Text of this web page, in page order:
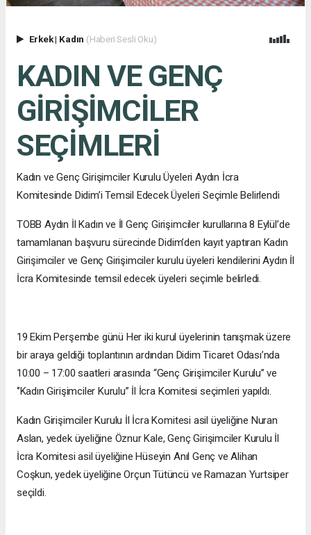
Erkek| Kadın (Haberi Sesli Oku)
KADIN VE GENÇ
GİRİŞİMCİLER
SEÇİMLERİ
Kadın ve Genç Girişimciler Kurulu Üyeleri Aydın İcra
Komitesinde Didim’i Temsil Edecek Üyeleri Seçimle Belirlendi
TOBB Aydın İl Kadın ve İl Genç Girişimciler kurullarına 8 Eylül’de
tamamlanan başvuru sürecinde Didim’den kayıt yaptıran Kadın
Girişimciler ve Genç Girişimciler kurulu üyeleri kendilerini Aydın İl
İcra Komitesinde temsil edecek üyeleri seçimle belirledi.
19 Ekim Perşembe günü Her iki kurul üyelerinin tanışmak üzere
bir araya geldiği toplantının ardından Didim Ticaret Odası’nda
10:00 – 17:00 saatleri arasında “Genç Girişimciler Kurulu’’ ve
‘’Kadın Girişimciler Kurulu’’ İl İcra Komitesi seçimleri yapıldı.
Kadın Girişimciler Kurulu İl İcra Komitesi asil üyeliğine Nuran
Aslan, yedek üyeliğine Öznur Kale, Genç Girişimciler Kurulu İl
İcra Komitesi asil üyeliğine Hüseyin Anıl Genç ve Alihan
Coşkun, yedek üyeliğine Orçun Tütüncü ve Ramazan Yurtsiper
seçildi.